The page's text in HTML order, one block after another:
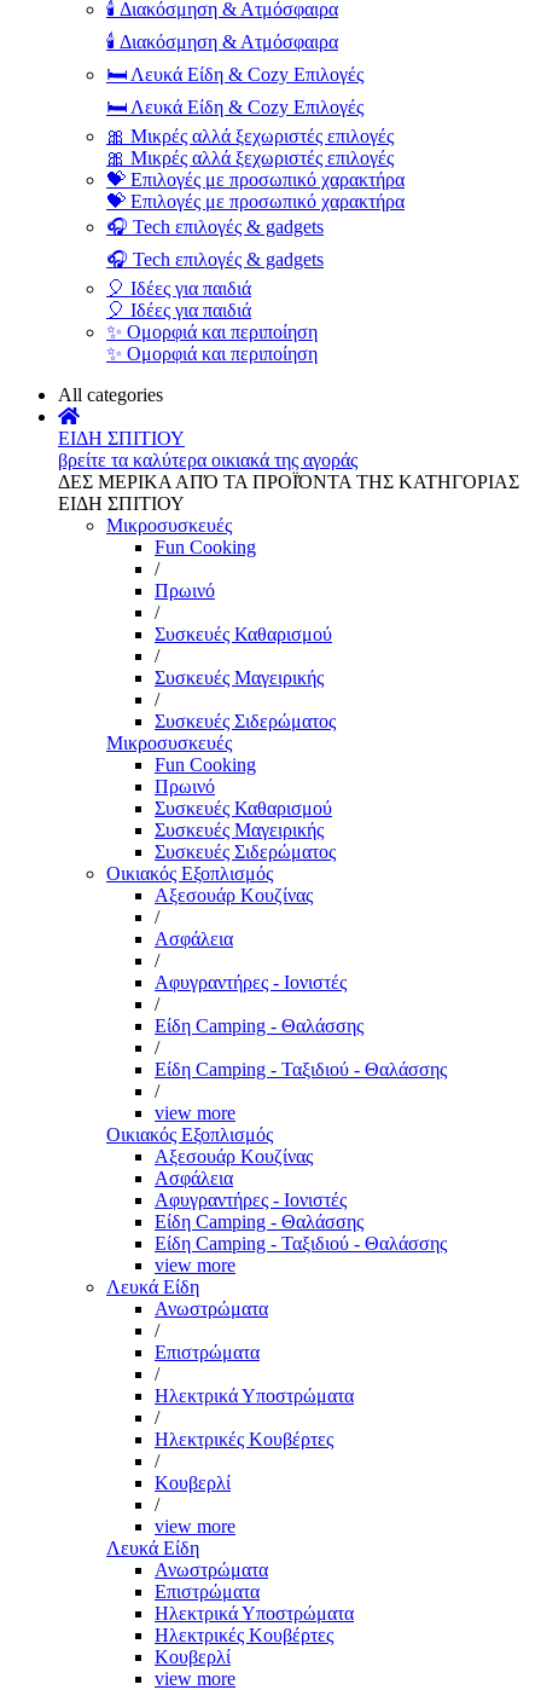
🕯️ Διακόσμηση & Ατμόσφαιρα
🕯️ Διακόσμηση & Ατμόσφαιρα
🛏️ Λευκά Είδη & Cozy Επιλογές
🛏️ Λευκά Είδη & Cozy Επιλογές
🎀 Μικρές αλλά ξεχωριστές επιλογές
🎀 Μικρές αλλά ξεχωριστές επιλογές
💝 Επιλογές με προσωπικό χαρακτήρα
💝 Επιλογές με προσωπικό χαρακτήρα
🎧 Tech επιλογές & gadgets
🎧 Tech επιλογές & gadgets
🎈 Ιδέες για παιδιά
🎈 Ιδέες για παιδιά
✨ Ομορφιά και περιποίηση
✨ Ομορφιά και περιποίηση
All categories
ΕΙΔΗ ΣΠΙΤΙΟΥ
βρείτε τα καλύτερα οικιακά της αγοράς
ΔΕΣ ΜΕΡΙΚΑ ΑΠΌ ΤΑ ΠΡΟΪΌΝΤΑ ΤΗΣ ΚΑΤΗΓΟΡΙΑΣ
ΕΙΔΗ ΣΠΙΤΙΟΥ
Μικροσυσκευές
Fun Cooking
/
Πρωινό
/
Συσκευές Καθαρισμού
/
Συσκευές Μαγειρικής
/
Συσκευές Σιδερώματος
Μικροσυσκευές
Fun Cooking
Πρωινό
Συσκευές Καθαρισμού
Συσκευές Μαγειρικής
Συσκευές Σιδερώματος
Οικιακός Εξοπλισμός
Αξεσουάρ Κουζίνας
/
Ασφάλεια
/
Αφυγραντήρες - Ιονιστές
/
Είδη Camping - Θαλάσσης
/
Είδη Camping - Ταξιδιού - Θαλάσσης
/
view more
Οικιακός Εξοπλισμός
Αξεσουάρ Κουζίνας
Ασφάλεια
Αφυγραντήρες - Ιονιστές
Είδη Camping - Θαλάσσης
Είδη Camping - Ταξιδιού - Θαλάσσης
view more
Λευκά Είδη
Ανωστρώματα
/
Επιστρώματα
/
Ηλεκτρικά Υποστρώματα
/
Ηλεκτρικές Κουβέρτες
/
Κουβερλί
/
view more
Λευκά Είδη
Ανωστρώματα
Επιστρώματα
Ηλεκτρικά Υποστρώματα
Ηλεκτρικές Κουβέρτες
Κουβερλί
view more